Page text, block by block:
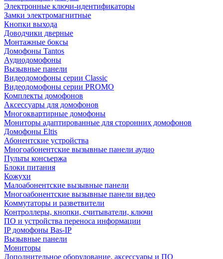
Электронные ключи-идентификаторы
Замки электромагнитные
Кнопки выхода
Доводчики дверные
Монтажные боксы
Домофоны Tantos
Аудиодомофоны
Вызывные панели
Видеодомофоны серии Classic
Видеодомофоны серии PROMO
Комплекты домофонов
Аксессуары для домофонов
Многоквартирные домофоны
Мониторы адаптированные для сторонних домофонов
Домофоны Eltis
Абонентские устройства
Многоабонентские вызывные панели аудио
Пульты консьержа
Блоки питания
Кожухи
Малоабонентские вызывные панели
Многоабонентские вызывные панели видео
Коммутаторы и разветвители
Контроллеры, кнопки, считыватели, ключи
ПО и устройства переноса информации
IP домофоны Bas-IP
Вызывные панели
Мониторы
Дополнительное оборудование, аксессуары и ПО